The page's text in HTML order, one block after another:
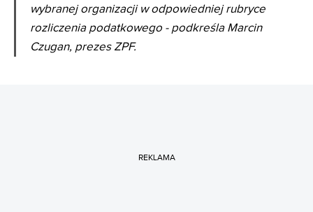
wybranej organizacji w odpowiedniej rubryce
rozliczenia podatkowego - podkreśla Marcin
Czugan, prezes ZPF.
REKLAMA